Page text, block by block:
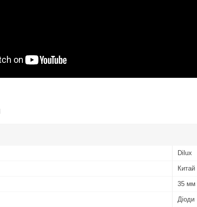
Dilux
Китай
35 мм
Діоди